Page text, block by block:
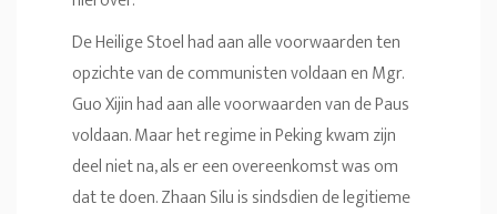
De Heilige Stoel had aan alle voorwaarden ten
opzichte van de communisten voldaan en Mgr.
Guo Xijin had aan alle voorwaarden van de Paus
voldaan. Maar het regime in Peking kwam zijn
deel niet na, als er een overeenkomst was om
dat te doen. Zhaan Silu is sindsdien de legitieme